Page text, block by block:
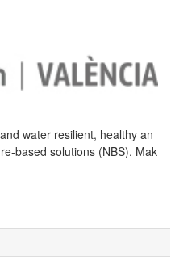
water resilient, healthy an
based solutions (NBS). Mak